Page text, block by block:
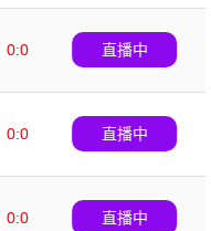
0:0
直播中
0:0
直播中
0:0
直播中